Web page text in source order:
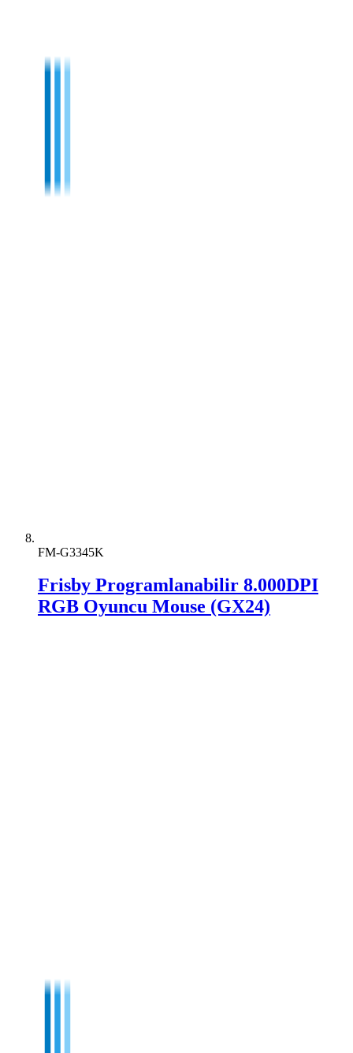
FM-G3345K
Frisby Programlanabilir 8.000DPI
RGB Oyuncu Mouse (GX24)